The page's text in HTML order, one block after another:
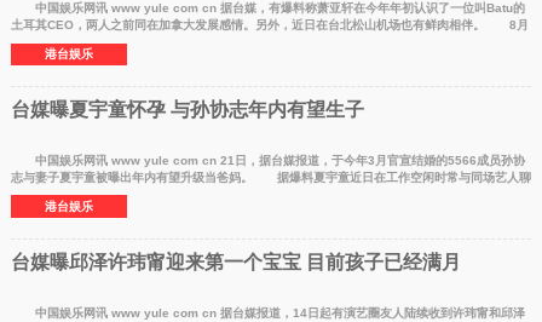
中国娱乐网讯 www yule com cn 据台媒，有爆料称萧亚轩在今年年初认识了一位叫Batu的
土耳其CEO，两人之前同在加拿大发展感情。另外，近日在台北松山机场也有鲜肉相伴。 8月
26日晚，萧亚轩
港台娱乐
台媒曝夏宇童怀孕 与孙协志年内有望生子
中国娱乐网讯 www yule com cn 21日，据台媒报道，于今年3月官宣结婚的5566成员孙协
志与妻子夏宇童被曝出年内有望升级当爸妈。 据爆料夏宇童近日在工作空闲时常与同场艺人聊
自己怀孕话题
港台娱乐
台媒曝邱泽许玮甯迎来第一个宝宝 目前孩子已经满月
中国娱乐网讯 www yule com cn 据台媒报道，14日起有演艺圈友人陆续收到许玮甯和邱泽